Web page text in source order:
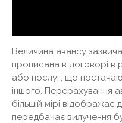
Величина авансу
прописана в договорі в
або послуг, що
іншого. Перерахування
більшій мірі
передбачає вилучення